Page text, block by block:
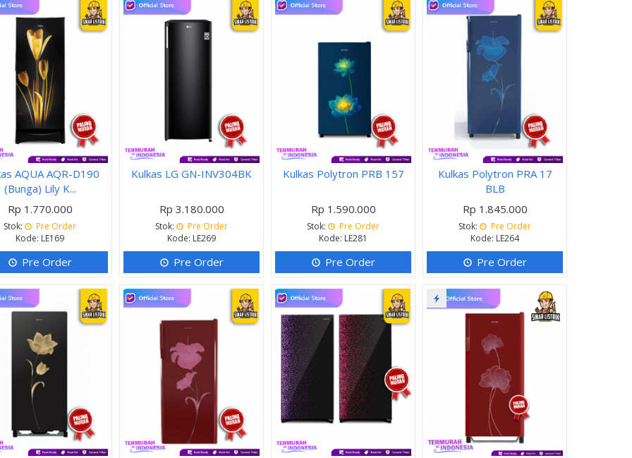
AQUA AQR-D190
(Bunga) Lily K...
Rp 1.770.000
Stok:
Pre Order
Kode: LE169
Pre Order
Kulkas LG GN-INV304BK
Rp 3.180.000
Stok:
Pre Order
Kode: LE269
Pre Order
Kulkas Polytron PRB 157
Rp 1.590.000
Stok:
Pre Order
Kode: LE281
Pre Order
Kulkas Polytron PRA 17
BLB
Rp 1.845.000
Stok:
Pre Order
Kode: LE264
Pre Order